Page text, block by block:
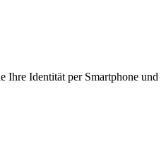
Ihre Identität per Smartphone und